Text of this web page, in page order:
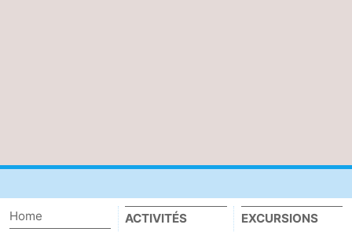
Home
ACTIVITÉS
EXCURSIONS